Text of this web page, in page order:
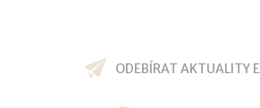
ODEBÍRAT AKTUALITY